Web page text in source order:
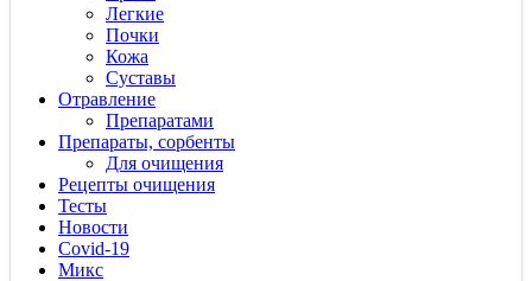
Легкие
Почки
Кожа
Суставы
Отравление
Препаратами
Препараты, сорбенты
Для очищения
Рецепты очищения
Тесты
Новости
Covid-19
Микс